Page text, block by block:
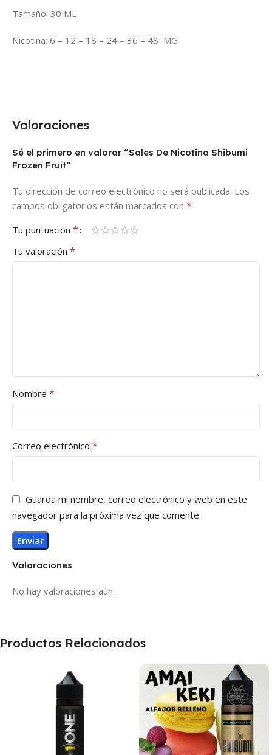
Tamaño: 30 ML
Nicotina: 6 – 12 – 18 – 24 – 36 – 48 MG
Valoraciones
Valoraciones
No hay valoraciones aún.
Sé el primero en valorar “Sales De Nicotina Shibumi
Frozen Fruit”
Tu dirección de correo electrónico no será publicada. Los
campos obligatorios están marcados con *
Tu puntuación *
Tu valoración *
Nombre *
Correo electrónico *
Guarda mi nombre, correo electrónico y web en este
navegador para la próxima vez que comente.
Productos Relacionados